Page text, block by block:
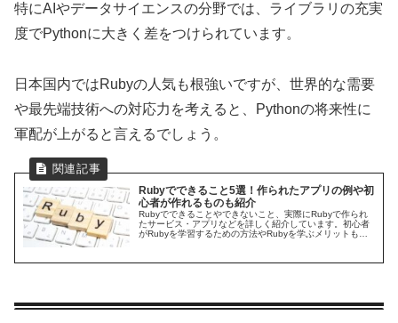
特にAIやデータサイエンスの分野では、ライブラリの充実
度でPythonに大きく差をつけられています。
日本国内ではRubyの人気も根強いですが、世界的な需要
や最先端技術への対応力を考えると、Pythonの将来性に
軍配が上がると言えるでしょう。
Rubyでできること5選！作られたアプリの例や初
心者が作れるものも紹介
Rubyでできることやできないこと、実際にRubyで作られ
たサービス・アプリなどを詳しく紹介しています。初心者
がRubyを学習するための方法やRubyを学ぶメリットも解